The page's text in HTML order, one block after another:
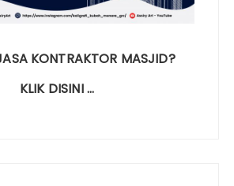
KONTRAKTOR MASJID?
KLIK DISINI …